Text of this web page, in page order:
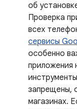
об
Проверка
всех
сервисы
особенно
приложения
запрещены,
магазинах.